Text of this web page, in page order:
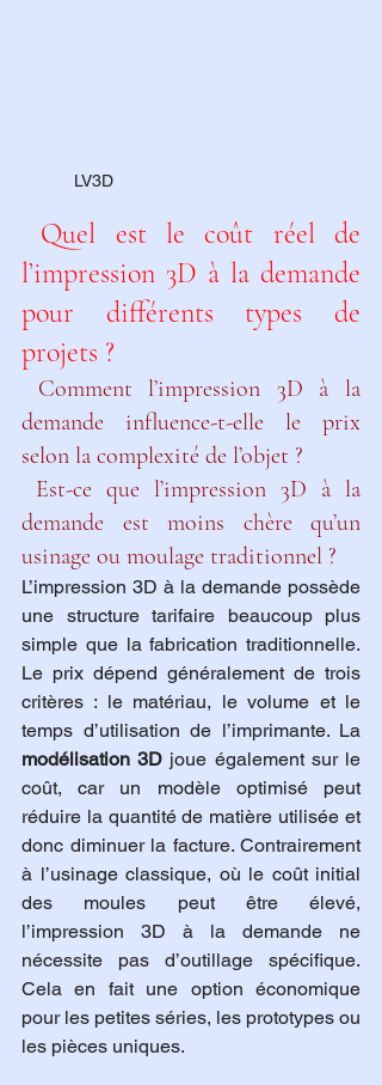
           LV3D
l’impression 3D à la demande
pour différents types de
projets ?
demande influence-t-elle le prix
selon la complexité de l’objet ?
demande est moins chère qu’un
usinage ou moulage traditionnel ?
L’impression 3D à la demande possède
une structure tarifaire beaucoup plus
simple que la fabrication traditionnelle.
Le prix dépend généralement de trois
critères : le matériau, le volume et le
modélisation 3D joue également sur le
coût, car un modèle optimisé peut
réduire la quantité de matière utilisée et
donc diminuer la facture. Contrairement
à l’usinage classique, où le coût initial
des moules peut être élevé,
l’impression 3D à la demande ne
nécessite pas d’outillage spécifique.
Cela en fait une option économique
pour les petites séries, les prototypes ou
les pièces uniques.